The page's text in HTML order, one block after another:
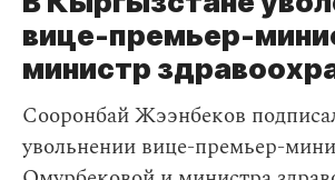
вице-премьер-
министр
Сооронбай Жээнбеков
увольнении вице-премьер-